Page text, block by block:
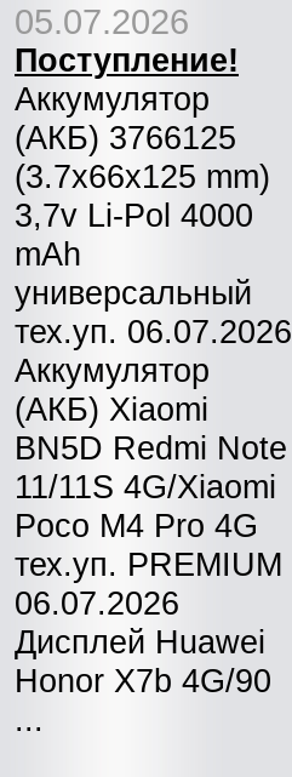
05.07.2026
Поступление!
Аккумулятор
(АКБ) 3766125
(3.7x66x125 mm)
3,7v Li-Pol 4000
mAh
универсальный
тех.уп. 06.07.2026
Аккумулятор
(АКБ) Xiaomi
BN5D Redmi Note
11/11S 4G/Xiaomi
Poco M4 Pro 4G
тех.уп. PREMIUM
06.07.2026
Дисплей Huawei
Honor X7b 4G/90
...